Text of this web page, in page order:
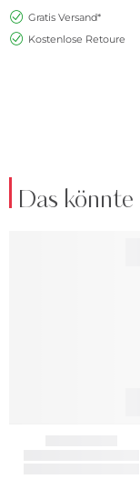
Gratis Versand*
Kostenlose Retoure
Das